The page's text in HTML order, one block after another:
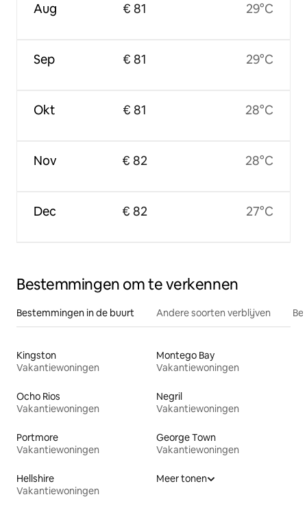
Aug
Sep
Okt
Nov
Dec
€ 81
€ 81
€ 81
€ 82
€ 82
29°C
29°C
28°C
28°C
27°C
Bestemmingen om te verkennen
Bestemmingen in de buurt Andere soorten verblijven
Kingston
Vakantiewoningen
Montego Bay
Vakantiewoningen
Ocho Rios
Vakantiewoningen
Negril
Vakantiewoningen
Portmore
Vakantiewoningen
George Town
Vakantiewoningen
Hellshire
Vakantiewoningen
Meer tonen